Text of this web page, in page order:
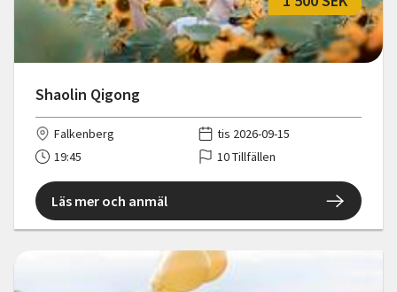
Shaolin Qigong
Falkenberg
tis 2026-09-15
19:45
10 Tillfällen
Läs mer och anmäl